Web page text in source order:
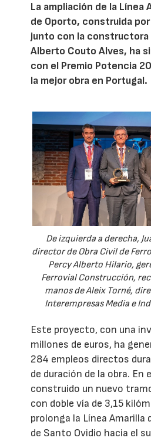
La ampliación de la Línea
de Oporto, construida por
junto con la constructora
Alberto Couto Alves, ha
con el Premio Potencia
la mejor obra en Portugal.
De izquierda a derecha,
director de Obra Civil de
Percy Alberto Hilario,
Ferrovial Construcción,
manos de Aleix Torné,
Interempresas Media e
Este proyecto, con una
millones de euros, ha
284 empleos directos
de duración de la obra. En
construido un nuevo
con doble vía de 3,15
prolonga la Línea Amarilla
de Santo Ovidio hacia el